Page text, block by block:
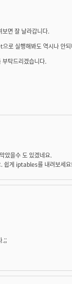
면 잘 날라갑니다.
로 실행해봐도 역시나 안
탁드리겠습니다.
았을수 도 있겠네요.
쉽게 iptables를 내려보세
.;;